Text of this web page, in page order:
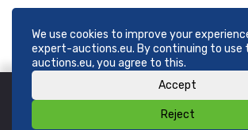
We use cookies to improve your
expert-auctions.eu. By continuing to use
auctions.eu, you agree to this.
Accept
Reject
SHOP expert-auctions.eu